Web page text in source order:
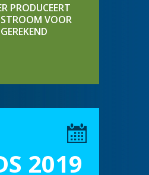
PRODUCEERT
VOOR
2019